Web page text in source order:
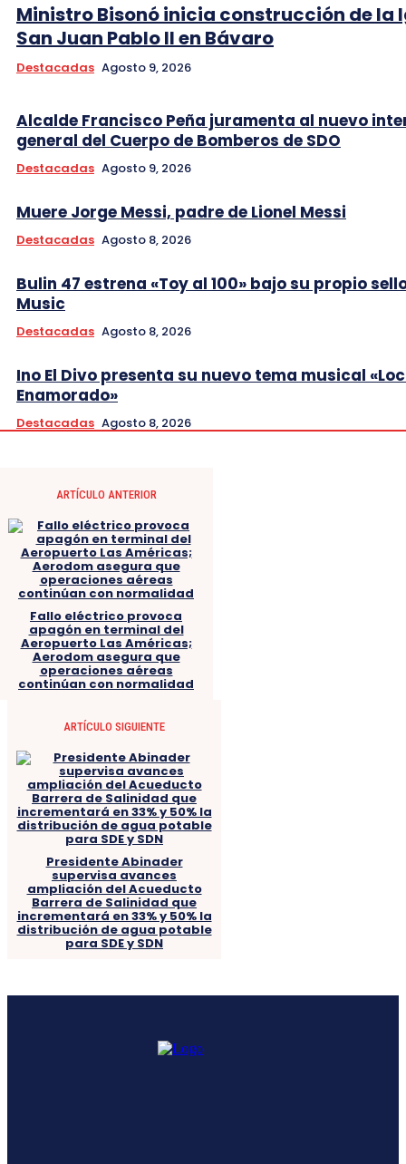
Ministro Bisonó inicia construcción de la
San Juan Pablo II en Bávaro
Destacadas Agosto 9, 2026
Alcalde Francisco Peña juramenta al nuevo
general del Cuerpo de Bomberos de SDO
Destacadas Agosto 9, 2026
Muere Jorge Messi, padre de Lionel Messi
Destacadas Agosto 8, 2026
Bulin 47 estrena «Toy al 100» bajo su propio
Music
Destacadas Agosto 8, 2026
Ino El Divo presenta su nuevo tema musical
Enamorado»
Destacadas Agosto 8, 2026
ARTÍCULO ANTERIOR
Fallo eléctrico provoca
apagón en terminal del
Aeropuerto Las Américas;
Aerodom asegura que
operaciones aéreas
continúan con normalidad
ARTÍCULO SIGUIENTE
Presidente Abinader
supervisa avances
ampliación del Acueducto
Barrera de Salinidad que
incrementará en 33% y 50% la
distribución de agua potable
para SDE y SDN